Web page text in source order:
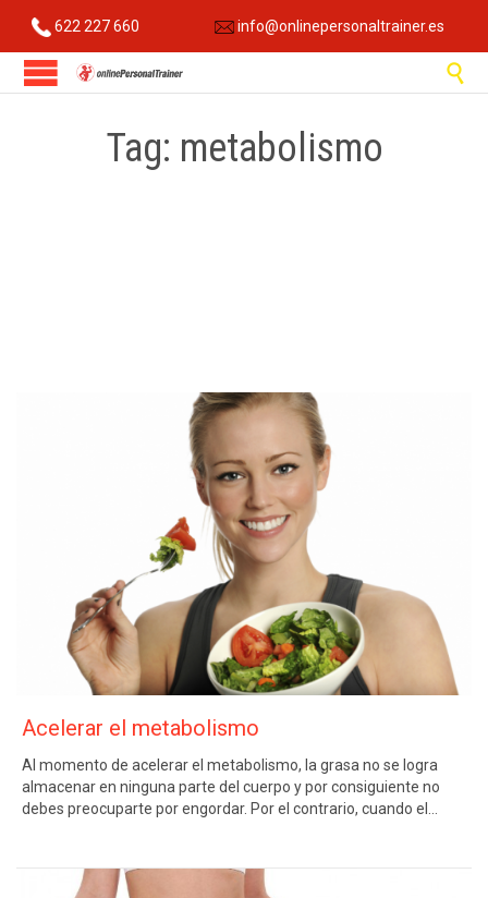
622 227 660 info@onlinepersonaltrainer.es

Tag: metabolismo
Acelerar el metabolismo
Al momento de acelerar el metabolismo, la grasa no se logra
almacenar en ninguna parte del cuerpo y por consiguiente no
debes preocuparte por engordar. Por el contrario, cuando el…